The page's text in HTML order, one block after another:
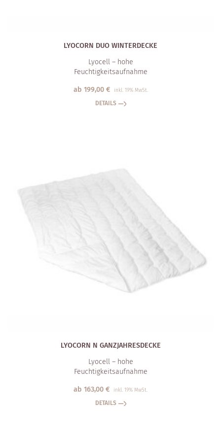
LYOCORN DUO WINTERDECKE
Lyocell – hohe
Feuchtigkeits­aufnahme
ab 199,00 € inkl. 19% MwSt.
DETAILS
LYOCORN N GANZJAHRESDECKE
Lyocell – hohe
Feuchtigkeits­aufnahme
ab 163,00 € inkl. 19% MwSt.
DETAILS